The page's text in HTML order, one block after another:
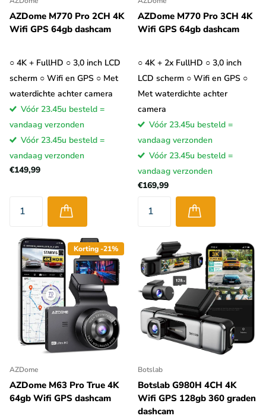
AZDome M770 Pro 2CH 4K
Wifi GPS 64gb dashcam
○ 4K + FullHD ○ 3,0 inch LCD
scherm ○ Wifi en GPS ○ Met
waterdichte achter camera
Vóór 23.45u besteld =
vandaag verzonden
Vóór 23.45u besteld =
vandaag verzonden
€149,99
AZDome M770 Pro 3CH 4K
Wifi GPS 64gb dashcam
○ 4K + 2x FullHD ○ 3,0 inch
LCD scherm ○ Wifi en GPS ○
Met waterdichte achter
camera
Vóór 23.45u besteld =
vandaag verzonden
Vóór 23.45u besteld =
vandaag verzonden
€169,99
Korting -21%
AZDome
AZDome M63 Pro True 4K
64gb Wifi GPS dashcam
Botslab
Botslab G980H 4CH 4K
Wifi GPS 128gb 360 graden
dashcam